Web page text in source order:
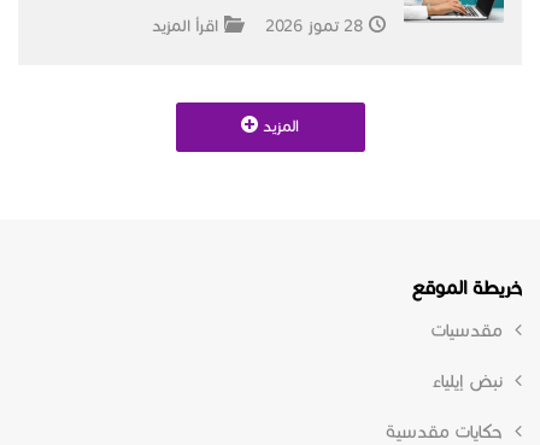
28 تموز 2026 اقرأ المزيد
المزيد
خريطة الموقع
مقدسيات
نبض إيلياء
حكايات مقدسية